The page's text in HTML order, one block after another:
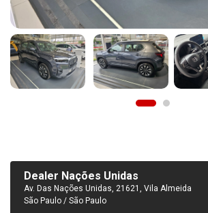
Dealer Nações Unidas
Av. Das Nações Unidas, 21621, Vila Almeida
São Paulo / São Paulo